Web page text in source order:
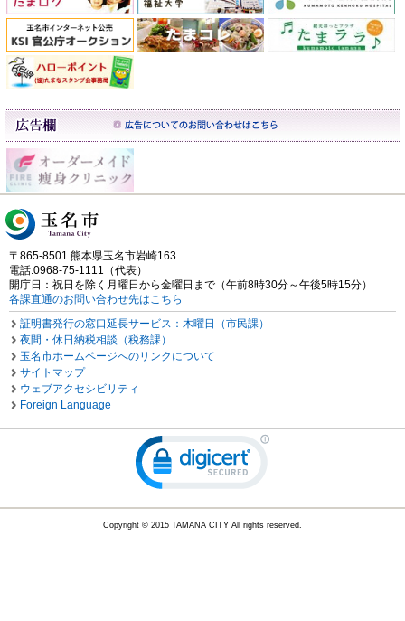
〒865-8501 熊本県玉名市岩崎163
電話:0968-75-1111（代表）
開庁日：祝日を除く月曜日から金曜日まで（午前8時30分～午後5時15分）
各課直通のお問い合わせ先はこちら
証明書発行の窓口延長サービス：木曜日（市民課）
夜間・休日納税相談（税務課）
玉名市ホームページへのリンクについて
サイトマップ
ウェブアクセシビリティ
Foreign Language
Copyright © 2015 TAMANA CITY All rights reserved.